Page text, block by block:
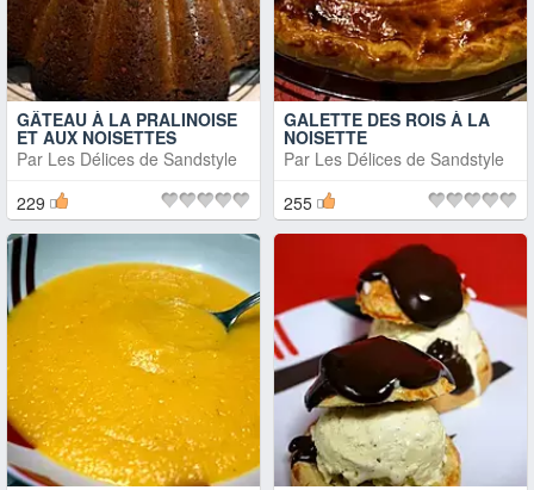
GÂTEAU À LA PRALINOISE
ET AUX NOISETTES
Par Les Délices de Sandstyle
229
GALETTE DES ROIS À LA
NOISETTE
Par Les Délices de Sandstyle
255